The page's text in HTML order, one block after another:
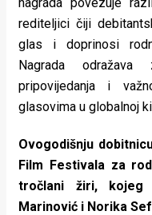
rediteljici čiji
glas i doprinosi
Nagrada odražava
pripovijedanja i
glasovima u globalnoj
Ovogodišnju
Film Festivala za
tročlani žiri, kojeg
Marinović i Norika